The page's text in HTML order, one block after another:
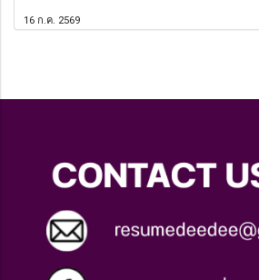
16 ก.ค. 2569